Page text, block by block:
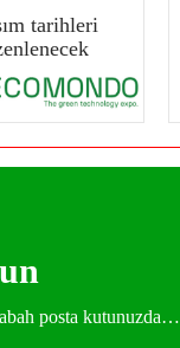
tarihleri
posta kutunuzda…